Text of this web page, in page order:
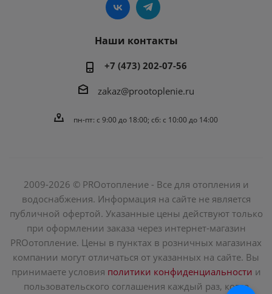
Наши контакты
+7 (473) 202-07-56
zakaz@prootoplenie.ru
пн-пт: c 9:00 до 18:00; сб: с 10:00 до 14:00
2009-2026 © PROотопление - Все для отопления и
водоснабжения. Информация на сайте не является
публичной офертой. Указанные цены действуют только
при оформлении заказа через интернет-магазин
PROотопление. Цены в пунктах в розничных магазинах
компании могут отличаться от указанных на сайте. Вы
принимаете условия политики конфиденциальности и
пользовательского соглашения каждый раз, когда